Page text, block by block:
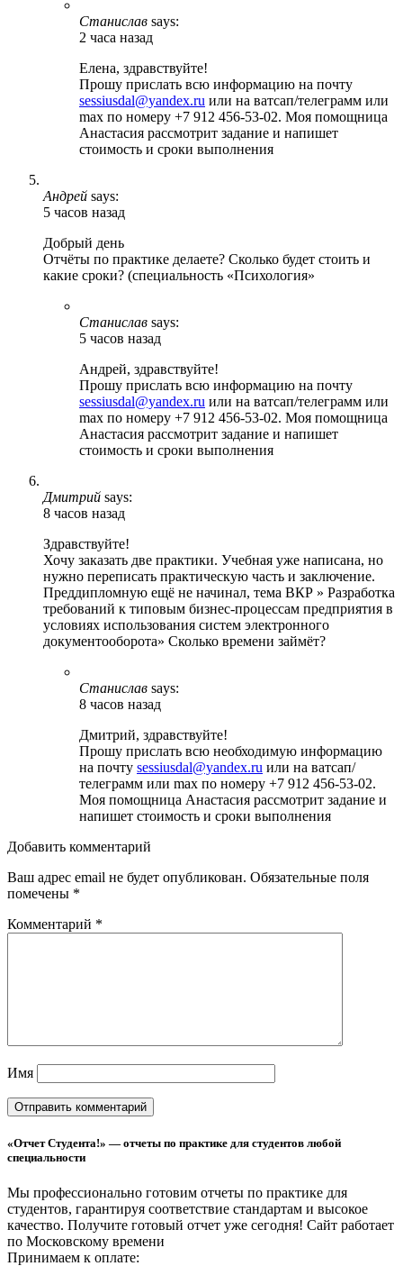
Станислав says:
2 часа назад
Елена, здравствуйте!
Прошу прислать всю информацию на почту
sessiusdal@yandex.ru или на ватсап/телеграмм или
max по номеру +7 912 456-53-02. Моя помощница
Анастасия рассмотрит задание и напишет
стоимость и сроки выполнения
Андрей says:
5 часов назад
Добрый день
Отчёты по практике делаете? Сколько будет стоить и
какие сроки? (специальность «Психология»
Станислав says:
5 часов назад
Андрей, здравствуйте!
Прошу прислать всю информацию на почту
sessiusdal@yandex.ru или на ватсап/телеграмм или
max по номеру +7 912 456-53-02. Моя помощница
Анастасия рассмотрит задание и напишет
стоимость и сроки выполнения
Дмитрий says:
8 часов назад
Здравствуйте!
Хочу заказать две практики. Учебная уже написана, но
нужно переписать практическую часть и заключение.
Преддипломную ещё не начинал, тема ВКР » Разработка
требований к типовым бизнес-процессам предприятия в
условиях использования систем электронного
документооборота» Сколько времени займёт?
Станислав says:
8 часов назад
Дмитрий, здравствуйте!
Прошу прислать всю необходимую информацию
на почту sessiusdal@yandex.ru или на ватсап/
телеграмм или max по номеру +7 912 456-53-02.
Моя помощница Анастасия рассмотрит задание и
напишет стоимость и сроки выполнения
Добавить комментарий
Ваш адрес email не будет опубликован. Обязательные поля
помечены *
Комментарий *
Имя
«Отчет Студента!» — отчеты по практике для студентов любой
специальности
Мы профессионально готовим отчеты по практике для
студентов, гарантируя соответствие стандартам и высокое
качество. Получите готовый отчет уже сегодня! Сайт работает
по Московскому времени
Принимаем к оплате: